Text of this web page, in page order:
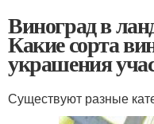
Виноград в
Какие сорта
украшения
Существуют разные